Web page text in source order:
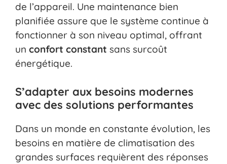
de l’appareil. Une maintenance bien
planifiée assure que le système continue à
fonctionner à son niveau optimal, offrant
un confort constant sans surcoût
énergétique.
S’adapter aux besoins modernes
avec des solutions performantes
Dans un monde en constante évolution, les
besoins en matière de climatisation des
grandes surfaces requièrent des réponses